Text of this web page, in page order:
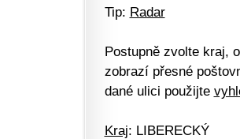
Tip: Radar
Postupně zvolte kraj,
zobrazí přesné
dané ulici použijte
Kraj: LIBERECKÝ